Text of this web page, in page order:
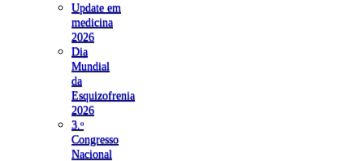
Update em
medicina
2026
Dia
Mundial
da
Esquizofrenia
2026
3.ᵒ
Congresso
Nacional